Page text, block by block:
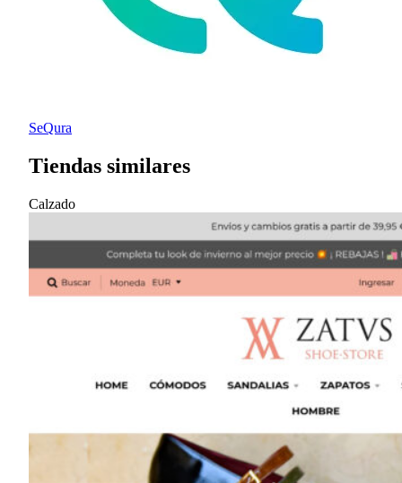
SeQura
Tiendas similares
Calzado